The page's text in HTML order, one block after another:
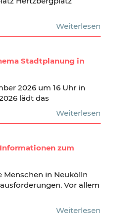
Weiterlesen
Stadtplanung in
2026 um 16 Uhr in
lädt das
Weiterlesen
zum
Menschen in Neukölln
Vor allem
Weiterlesen